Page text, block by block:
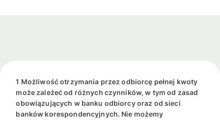
1 Możliwość otrzymania przez odbiorcę pełnej kwoty
może zależeć od różnych czynników, w tym od zasad
obowiązujących w banku odbiorcy oraz od sieci
banków korespondencyjnych. Nie możemy